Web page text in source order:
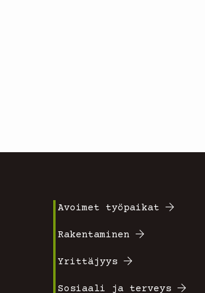
Footer
valikko
1
Avoimet työpaikat
Rakentaminen
Yrittäjyys
Sosiaali ja terveys